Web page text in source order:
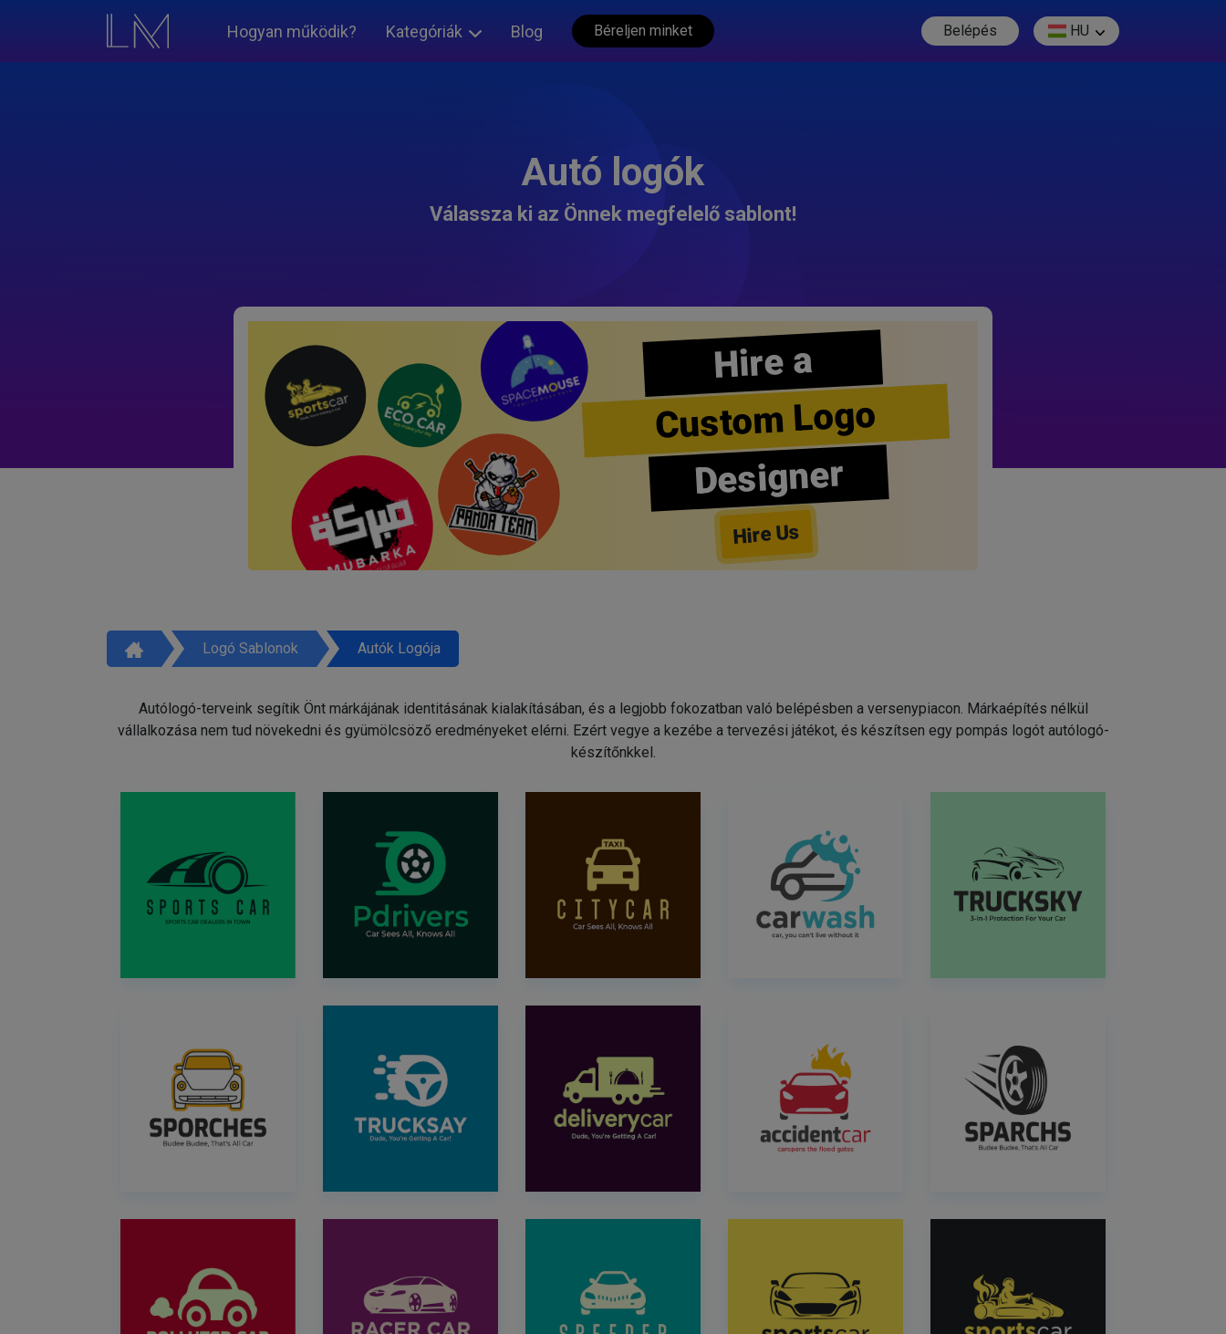
Hogyan működik? Kategóriák Blog Béreljen minket Belépés HU
Autó logók
Válassza ki az Önnek megfelelő sablont!
Hire a
Custom Logo
Designer
Hire Us
Logó Sablonok Autók Logója
Autólogó-terveink segítik Önt márkájának identitásának kialakításában, és a legjobb fokozatban való belépésben a versenypiacon. Márkaépítés nélkül
vállalkozása nem tud növekedni és gyümölcsöző eredményeket elérni. Ezért vegye a kezébe a tervezési játékot, és készítsen egy pompás logót autólogó-
készítőnkkel.